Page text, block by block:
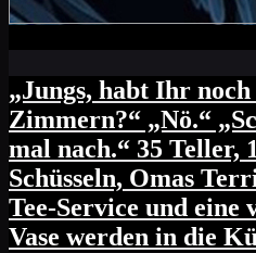
„Jungs, habt Ihr
Zimmern?“ „Nö.“
mal nach.“ 35 Teller,
Schüsseln, Omas
Tee-Service und eine
Vase werden in die